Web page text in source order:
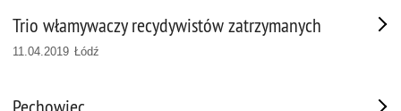
Trio włamywaczy recydywistów zatrzymanych
11.04.2019 Łódź